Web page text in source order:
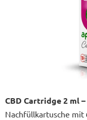
CBD Cartridge 2 ml
Nachfüllkartusche mit